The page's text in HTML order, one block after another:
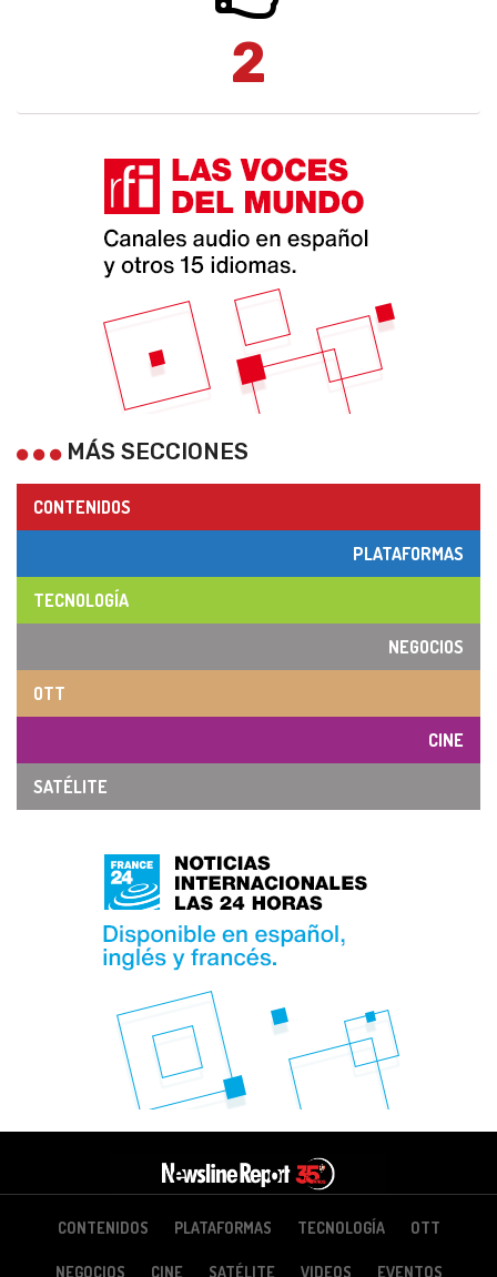
2
MÁS SECCIONES
CONTENIDOS
PLATAFORMAS
TECNOLOGÍA
NEGOCIOS
OTT
CINE
SATÉLITE
CONTENIDOS PLATAFORMAS TECNOLOGÍA OTT
NEGOCIOS CINE SATÉLITE VIDEOS EVENTOS